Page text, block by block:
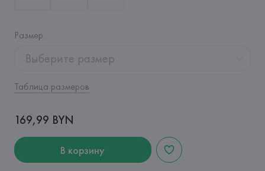
Размер:
Выберите размер
Таблица размеров
169,99 BYN
В корзину